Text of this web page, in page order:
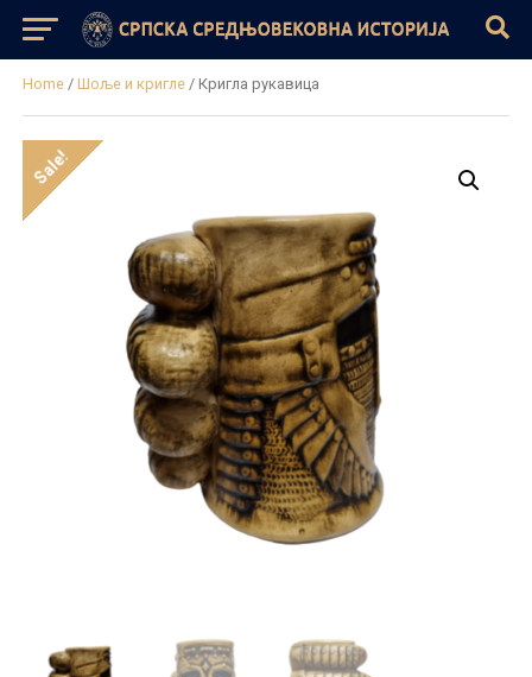
Home/ Шоље и кригле/ Кригла рукавица
Sale!